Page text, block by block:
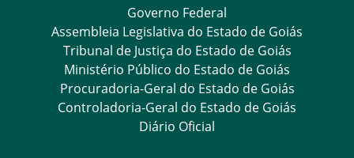
Governo Federal
Assembleia Legislativa do Estado de Goiás
Tribunal de Justiça do Estado de Goiás
Ministério Público do Estado de Goiás
Procuradoria-Geral do Estado de Goiás
Controladoria-Geral do Estado de Goiás
Diário Oficial